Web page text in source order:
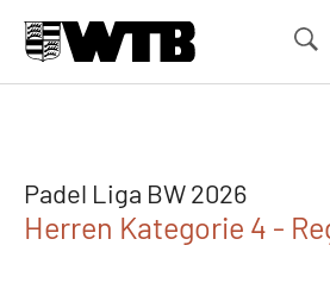
Padel Liga BW 2026
Herren Kategorie 4 -